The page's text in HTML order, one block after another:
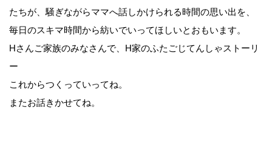
たちが、騒ぎながらママへ話しかけられる時間の思い出を、
毎日のスキマ時間から紡いでいってほしいとおもいます。
Hさんご家族のみなさんで、H家のふたごじてんしゃストーリ
ー
これからつくっていってね。
またお話きかせてね。